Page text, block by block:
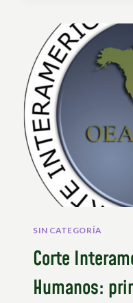
AO
GLOBAL!
DO
MAP
SIN CATEGORÍA
Corte
Humanos: